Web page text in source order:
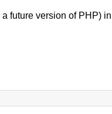
future version of PHP) in